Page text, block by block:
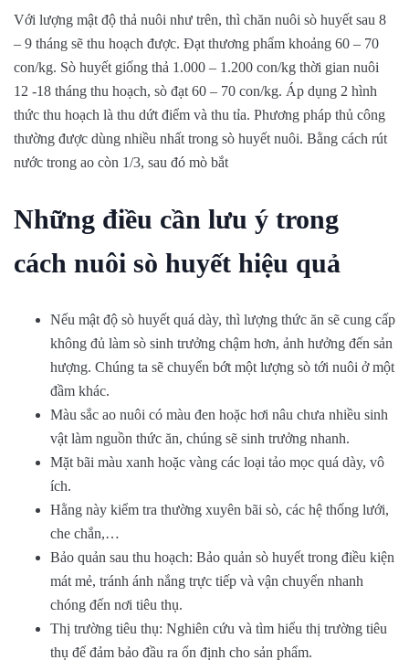
Với lượng mật độ thả nuôi như trên, thì chăn nuôi sò huyết sau 8
– 9 tháng sẽ thu hoạch được. Đạt thương phẩm khoảng 60 – 70
con/kg. Sò huyết giống thả 1.000 – 1.200 con/kg thời gian nuôi
12 -18 tháng thu hoạch, sò đạt 60 – 70 con/kg. Áp dụng 2 hình
thức thu hoạch là thu dứt điểm và thu tỉa. Phương pháp thủ công
thường được dùng nhiều nhất trong sò huyết nuôi. Bằng cách rút
nước trong ao còn 1/3, sau đó mò bắt
Những điều cần lưu ý trong
cách nuôi sò huyết hiệu quả
Nếu mật độ sò huyết quá dày, thì lượng thức ăn sẽ cung cấp
không đủ làm sò sinh trưởng chậm hơn, ảnh hưởng đến sản
hượng. Chúng ta sẽ chuyển bớt một lượng sò tới nuôi ở một
đầm khác.
Màu sắc ao nuôi có màu đen hoặc hơi nâu chưa nhiều sinh
vật làm nguồn thức ăn, chúng sẽ sinh trưởng nhanh.
Mặt bãi màu xanh hoặc vàng các loại tảo mọc quá dày, vô
ích.
Hằng này kiểm tra thường xuyên bãi sò, các hệ thống lưới,
che chắn,…
Bảo quản sau thu hoạch: Bảo quản sò huyết trong điều kiện
mát mẻ, tránh ánh nắng trực tiếp và vận chuyển nhanh
chóng đến nơi tiêu thụ.
Thị trường tiêu thụ: Nghiên cứu và tìm hiểu thị trường tiêu
thụ để đảm bảo đầu ra ổn định cho sản phẩm.